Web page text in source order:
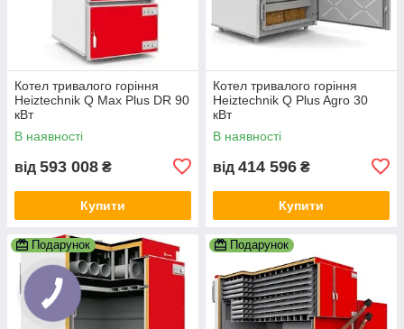
Котел тривалого горіння
Heiztechnik Q Max Plus DR 90
кВт
В наявності
від 593 008 ₴
Купити
Котел тривалого горіння
Heiztechnik Q Plus Agro 30
кВт
В наявності
від 414 596 ₴
Купити
Подарунок Подарунок